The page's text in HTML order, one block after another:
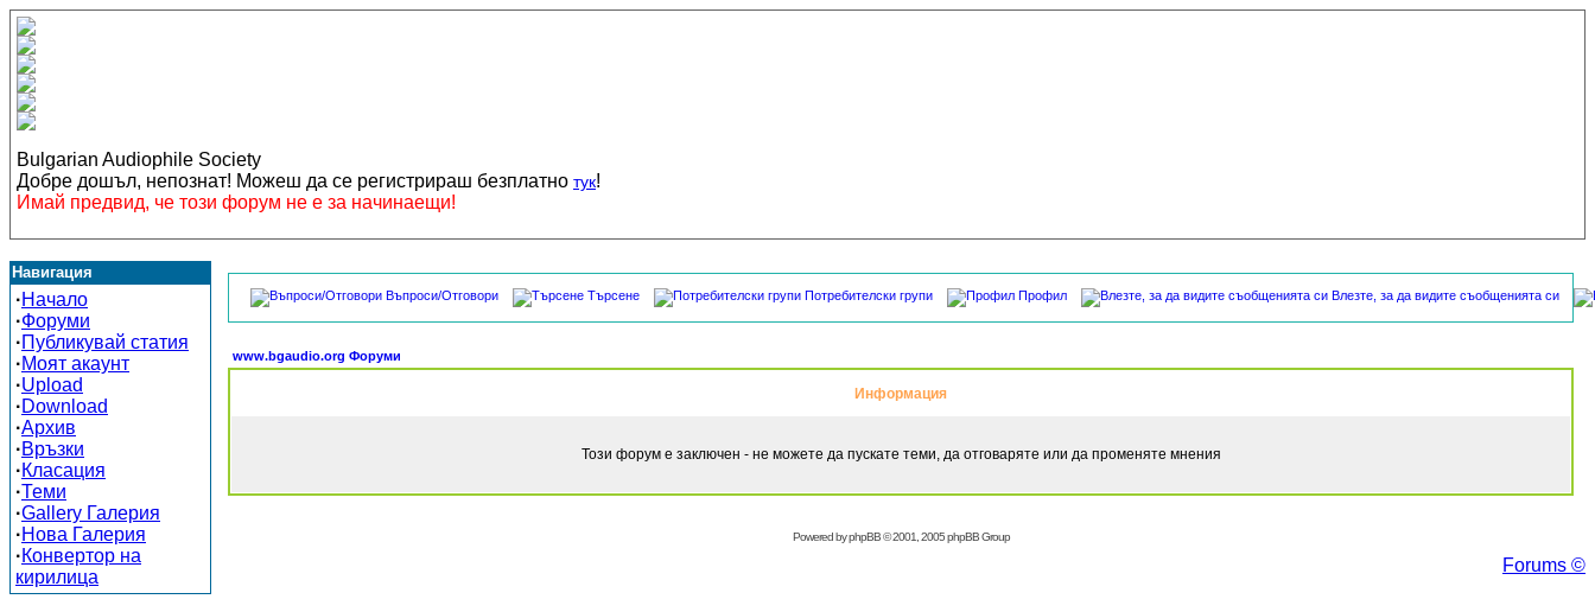
Bulgarian Audiophile Society
Добре дошъл, непознат! Можеш да се регистрираш безплатно тук!
Имай предвид, че този форум не е за начинаещи!
Навигация
·Начало
·Форуми
·Публикувай статия
·Моят акаунт
·Upload
·Download
·Архив
·Връзки
·Класация
·Теми
·Gallery Галерия
·Нова Галерия
·Конвертор на
кирилица
Въпроси/Отговори Търсене Потребителски групи Профил Влезте, за да видите съобщенията си
www.bgaudio.org Форуми
Информация
Този форум е заключен - не можете да пускате теми, да отговаряте или да променяте мнения
Powered byphpBB© 2001, 2005 phpBB Group
Forums ©